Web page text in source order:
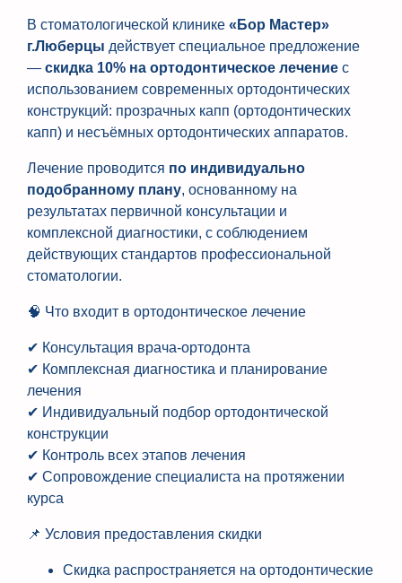
В стоматологической клинике «Бор Мастер»
г.Люберцы действует специальное предложение
— скидка 10% на ортодонтическое лечение с
использованием современных ортодонтических
конструкций: прозрачных капп (ортодонтических
капп) и несъёмных ортодонтических аппаратов.
Лечение проводится по индивидуально
подобранному плану, основанному на
результатах первичной консультации и
комплексной диагностики, с соблюдением
действующих стандартов профессиональной
стоматологии.
🧠 Что входит в ортодонтическое лечение
✔ Консультация врача-ортодонта
✔ Комплексная диагностика и планирование
лечения
✔ Индивидуальный подбор ортодонтической
конструкции
✔ Контроль всех этапов лечения
✔ Сопровождение специалиста на протяжении
курса
📌 Условия предоставления скидки
Скидка распространяется на ортодонтические